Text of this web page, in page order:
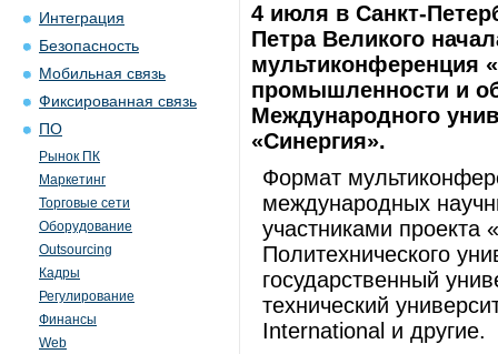
Интеграция
Безопасность
Мобильная связь
Фиксированная связь
ПО
Рынок ПК
Маркетинг
Торговые сети
Оборудование
Outsourcing
Кадры
Регулирование
Финансы
Web
4 июля в Санкт-
Петра Великого
мультиконференция
промышленности и
Международного
«Синергия».
Формат
международных
участниками проекта
Политехнического
государственный
технический
International и другие.